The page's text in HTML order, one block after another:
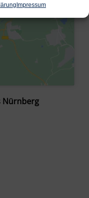
Impressum
Nürnberg